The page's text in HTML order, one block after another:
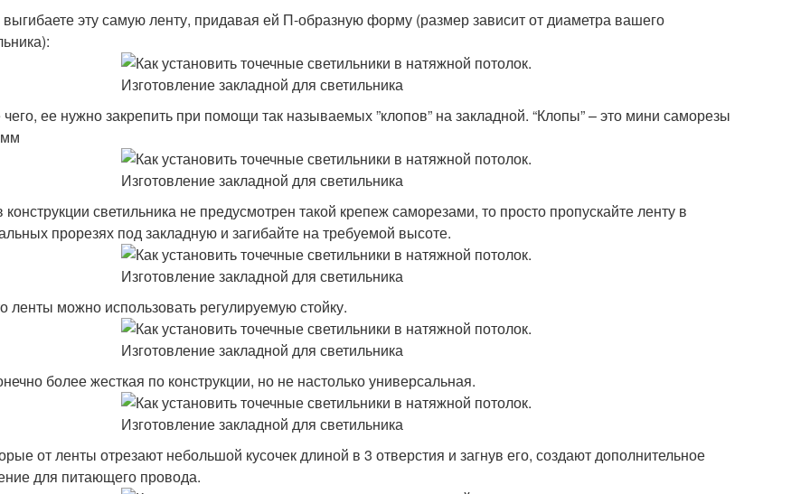
эту самую ленту, придавая ей П-образную форму (размер зависит от диаметра вашего
ее нужно закрепить при помощи так называемых ”клопов” на закладной. “Клопы” – это мини саморезы
конструкции светильника не предусмотрен такой крепеж саморезами, то просто пропускайте ленту в
прорезях под закладную и загибайте на требуемой высоте.
ленты можно использовать регулируемую стойку.
более жесткая по конструкции, но не настолько универсальная.
от ленты отрезают небольшой кусочек длиной в 3 отверстия и загнув его, создают дополнительное
для питающего провода.